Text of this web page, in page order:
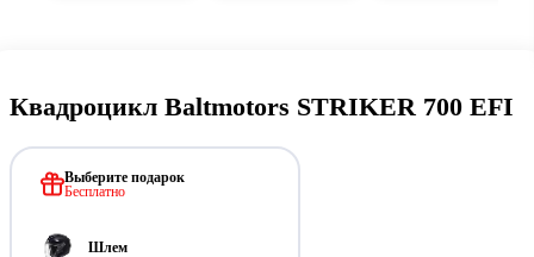
Квадроцикл Baltmotors STRIKER 700 EFI
Выберите подарок
Бесплатно
Шлем